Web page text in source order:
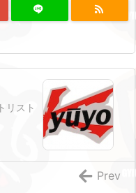
リスト
Prev